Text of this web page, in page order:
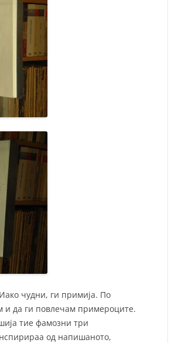
чудни, ги примија. По
и да ги повлечам примероците.
тие фамозни три
од напишаното,